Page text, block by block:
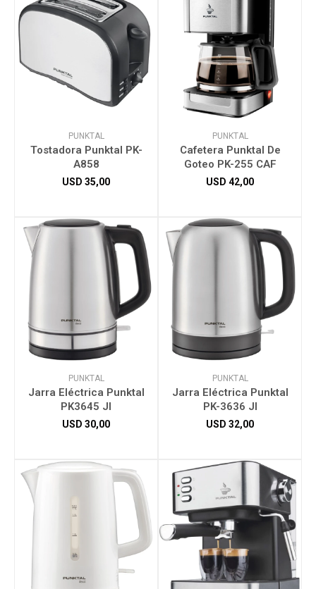
PUNKTAL
Tostadora Punktal PK-
A858
USD 35,00
PUNKTAL
Cafetera Punktal De
Goteo PK-255 CAF
USD 42,00
PUNKTAL
Jarra Eléctrica Punktal
PK3645 JI
USD 30,00
PUNKTAL
Jarra Eléctrica Punktal
PK-3636 JI
USD 32,00